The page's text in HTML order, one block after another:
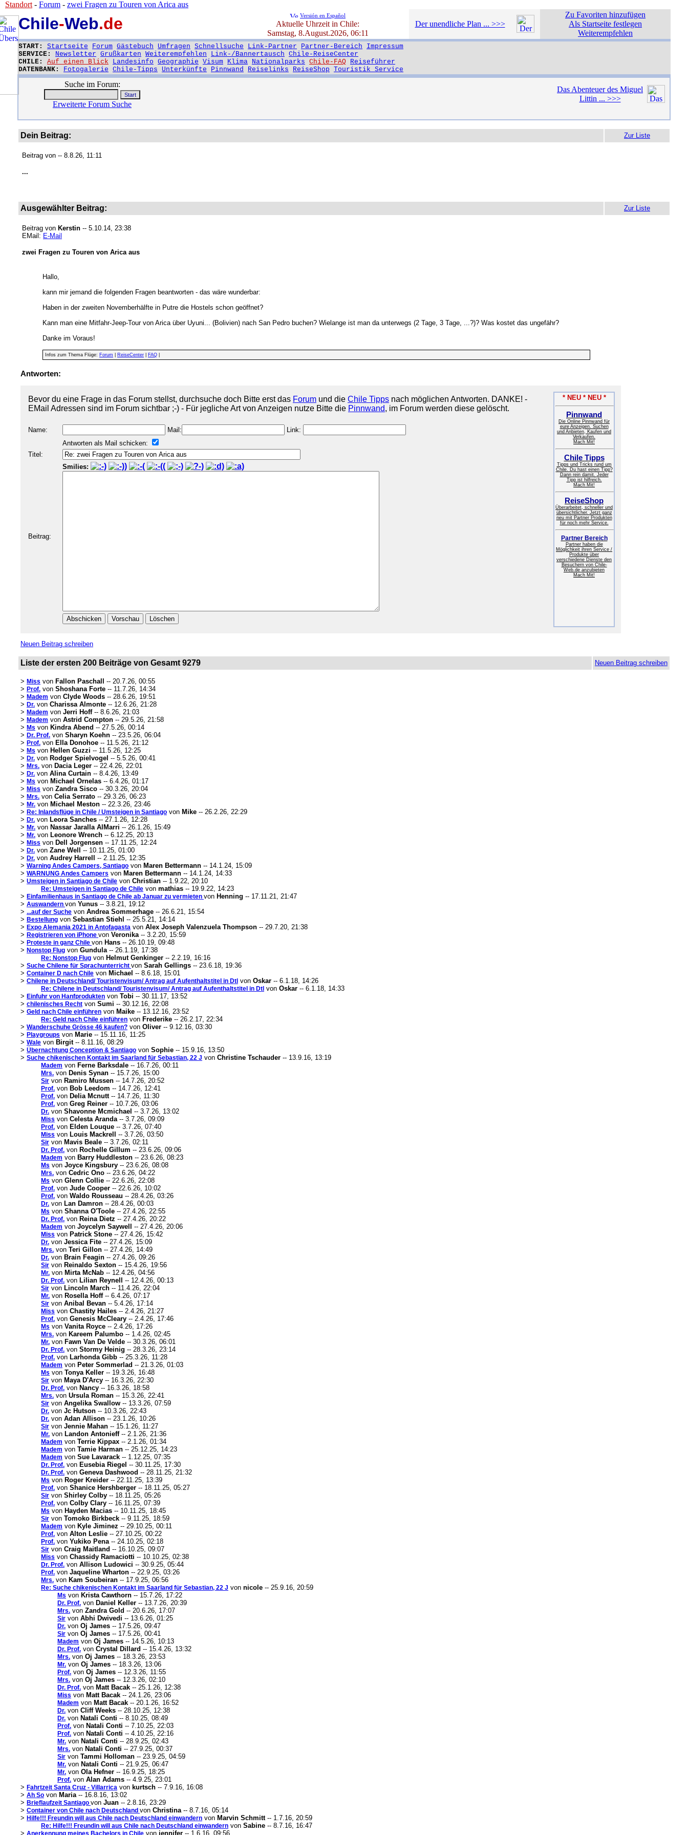
Chile-Web.de Versión en Español
Aktuelle Uhrzeit in Chile:
Samstag, 8.August.2026, 06:11
Der unendliche Plan ... >>>
Zu Favoriten hinzufügen
Als Startseite festlegen
Weiterempfehlen
START: Startseite Forum Gästebuch Umfragen Schnellsuche Link-Partner Partner-Bereich
Impressum
SERVICE: Newsletter Grußkarten Weiterempfehlen Link-/Bannertausch Chile-ReiseCenter
CHILE: Auf einen Blick Landesinfo Geographie Visum Klima Nationalparks Chile-FAQ Reiseführer
DATENBANK: Fotogalerie Chile-Tipps Unterkünfte Pinnwand Reiselinks ReiseShop Touristik Service
Standort - Forum - zwei Fragen zu Touren von Arica aus
Suche im Forum:
Erweiterte Forum Suche
Das Abenteuer des Miguel
Littin ... >>>
Dein Beitrag: Zur Liste
Beitrag von -- 8.8.26, 11:11
...
Ausgewählter Beitrag: Zur Liste
Beitrag von Kerstin -- 5.10.14, 23:38
EMail: E-Mail
zwei Fragen zu Touren von Arica aus
Hallo,
kann mir jemand die folgenden Fragen beantworten - das wäre wunderbar:
Haben in der zweiten Novemberhälfte in Putre die Hostels schon geöffnet?
Kann man eine Mitfahr-Jeep-Tour von Arica über Uyuni... (Bolivien) nach San Pedro buchen? Wielange ist man da unterwegs (2 Tage, 3 Tage, ...?)? Was kostet das ungefähr?
Danke im Voraus!
Infos zum Thema Flüge: Forum ReiseCenter FAQ
Antworten:
Bevor du eine Frage in das Forum stellst, durchsuche doch Bitte erst das Forum und die Chile Tipps nach möglichen Antworten. DANKE! -
EMail Adressen sind im Forum sichtbar ;-) - Für jegliche Art von Anzeigen nutze Bitte die Pinnwand, im Forum werden diese gelöscht.
Name: Mail:
Link:
Antworten als Mail schicken:
Titel:
Beitrag:
Smilies:
* NEU * NEU *
Pinnwand
Die Online Pinnwand für
eure Anzeigen. Suchen
und Anbieten, Kaufen und
Verkaufen.
Mach Mit!
Chile Tipps
Tipps und Tricks rund um
Chile. Du hast einen Tipp?
Dann rein damit. Jeder
Tipp ist hilfreich.
Mach Mit!
ReiseShop
Überarbeitet, schneller und
übersichtlicher. Jetzt ganz
neu mit Partner Produkten
für noch mehr Service.
Partner Bereich
Partner haben die
Möglichkeit ihren Service /
Produkte über
verschiedene Dienste den
Besuchern von Chile-
Web.de anzubieten
Mach Mit!
Neuen Beitrag schreiben
Liste der ersten 200 Beiträge von Gesamt 9279 Neuen Beitrag schreiben
> Miss von Fallon Paschall
-- 20.7.26, 00:55
> Prof. von Shoshana Forte -- 11.7.26, 14:34
> Madem von Clyde Woods -- 28.6.26, 19:51
> Dr. von Charissa Almonte -- 12.6.26, 21:28
> Madem von Jerri Hoff-- 8.6.26, 21:03
> Madem von Astrid Compton -- 29.5.26, 21:58
> Ms von Kindra Abend -- 27.5.26, 00:14
> Dr. Prof. von Sharyn Koehn -- 23.5.26, 06:04
> Prof. von Ella Donohoe -- 11.5.26, 21:12
> Ms von Hellen Guzzi -- 11.5.26, 12:25
> Dr. von Rodger Spielvogel -- 5.5.26, 00:41
> Mrs. von Dacia Leger -- 22.4.26, 22:01
> Dr. von Alina Curtain -- 8.4.26, 13:49
> Ms von Michael Ornelas -- 6.4.26, 01:17
> Miss von Zandra Sisco -- 30.3.26, 20:04
> Mrs. von Celia Serrato -- 29.3.26, 06:23
> Mr. von Michael Meston -- 22.3.26, 23:46
> Re: Inlandsflüge in Chile / Umsteigen in Santiago von Mike -- 26.2.26, 22:29
> Dr. von Leora Sanches -- 27.1.26, 12:28
> Mr. von Nassar Jaralla AlMarri -- 26.1.26, 15:49
> Mr. von Leonore Wrench -- 6.12.25, 20:13
> Miss von Dell Jorgensen -- 17.11.25, 12:24
> Dr. von Zane Well
-- 10.11.25, 01:00
> Dr. von Audrey Harrell
-- 2.11.25, 12:35
> Warning Andes Campers, Santiago von Maren Bettermann -- 14.1.24, 15:09
> WARNUNG Andes Campers von Maren Bettermann -- 14.1.24, 14:33
> Umsteigen in Santiago de Chile von Christian -- 1.9.22, 20:10
Re: Umsteigen in Santiago de Chile von mathias -- 19.9.22, 14:23
> Einfamilienhaus in Santiago de Chile ab Januar zu vermieten von Henning -- 17.11.21, 21:47
> Auswandern von Yunus -- 3.8.21, 19:12
> ...auf der Suche von Andrea Sommerhage -- 26.6.21, 15:54
> Bestellung von Sebastian Stiehl -- 25.5.21, 14:14
> Expo Alemania 2021 in Antofagasta von Alex Joseph Valenzuela Thompson -- 29.7.20, 21:38
> Registrieren von iPhone von Veronika-- 3.2.20, 15:59
> Proteste in ganz Chile von Hans -- 26.10.19, 09:48
> Nonstop Flug von Gundula-- 26.1.19, 17:38
Re: Nonstop Flug von Helmut Genkinger -- 2.2.19, 16:16
> Suche Chilene für Sprachunterricht von Sarah Gellings -- 23.6.18, 19:36
> Container D nach Chile von Michael -- 8.6.18, 15:01
> Chilene in Deutschland/ Touristenvisum/ Antrag auf Aufenthaltstitel in Dtl von Oskar -- 6.1.18, 14:26
Re: Chilene in Deutschland/ Touristenvisum/ Antrag auf Aufenthaltstitel in Dtl von Oskar -- 6.1.18, 14:33
> Einfuhr von Hanfprodukten von Tobi -- 30.11.17, 13:52
> chilenisches Recht von Sumi -- 30.12.16, 22:08
> Geld nach Chile einführen von Maike -- 13.12.16, 23:52
Re: Geld nach Chile einführen von Frederike -- 26.2.17, 22:34
> Wanderschuhe Grösse 46 kaufen? von Oliver -- 9.12.16, 03:30
> Playgroups von Marie -- 15.11.16, 11:25
> Wale von Birgit-- 8.11.16, 08:29
> Übernachtung Conception & Santiago von Sophie -- 15.9.16, 13:50
> Suche chikenischen Kontakt im Saarland für Sebastian, 22 J von Christine Tschauder -- 13.9.16, 13:19
Madem von Ferne Barksdale -- 16.7.26, 00:11
Mrs. von Denis Synan -- 15.7.26, 15:00
Sir von Ramiro Mussen -- 14.7.26, 20:52
Prof. von Bob Leedom -- 14.7.26, 12:41
Prof. von Delia Mcnutt-- 14.7.26, 11:30
Prof. von Greg Reiner -- 10.7.26, 03:06
Dr. von Shavonne Mcmichael -- 3.7.26, 13:02
Miss von Celesta Aranda-- 3.7.26, 09:09
Prof. von Elden Louque -- 3.7.26, 07:40
Miss von Louis Mackrell -- 3.7.26, 03:50
Sir von Mavis Beale -- 3.7.26, 02:11
Dr. Prof. von Rochelle Gillum -- 23.6.26, 09:06
Madem von Barry Huddleston -- 23.6.26, 08:23
Ms von Joyce Kingsbury -- 23.6.26, 08:08
Mrs. von Cedric Ono -- 23.6.26, 04:22
Ms von Glenn Collie -- 22.6.26, 22:08
Prof. von Jude Cooper -- 22.6.26, 10:02
Prof. von Waldo Rousseau -- 28.4.26, 03:26
Dr. von Lan Damron -- 28.4.26, 00:03
Ms von Shanna O'Toole -- 27.4.26, 22:55
Dr. Prof. von Reina Dietz -- 27.4.26, 20:22
Madem von Joycelyn Saywell -- 27.4.26, 20:06
Miss von Patrick Stone -- 27.4.26, 15:42
Dr. von Jessica Fite -- 27.4.26, 15:09
Mrs. von Teri Gillon -- 27.4.26, 14:49
Dr. von Brain Feagin -- 27.4.26, 09:26
Sir von Reinaldo Sexton -- 15.4.26, 19:56
Mr. von Mirta McNab -- 12.4.26, 04:56
Dr. Prof. von Lilian Reynell -- 12.4.26, 00:13
Sir von Lincoln March -- 11.4.26, 22:04
Mr. von Rosella Hoff-- 6.4.26, 07:17
Sir von Anibal Bevan -- 5.4.26, 17:14
Miss von Chastity Hailes -- 2.4.26, 21:27
Prof. von Genesis McCleary -- 2.4.26, 17:46
Ms von Vanita Royce -- 2.4.26, 17:26
Mrs. von Kareem Palumbo -- 1.4.26, 02:45
Mr. von Fawn Van De Velde -- 30.3.26, 06:01
Dr. Prof. von Stormy Heinig -- 28.3.26, 23:14
Prof. von Larhonda Gibb -- 25.3.26, 11:28
Madem von Peter Sommerlad -- 21.3.26, 01:03
Ms von Tonya Keller -- 19.3.26, 16:48
Sir von Maya D'Arcy -- 16.3.26, 22:30
Dr. Prof. von Nancy -- 16.3.26, 18:58
Mrs. von Ursula Roman -- 15.3.26, 22:41
Sir von Angelika Swallow -- 13.3.26, 07:59
Dr. von Jc Hutson -- 10.3.26, 22:43
Dr. von Adan Allison -- 23.1.26, 10:26
Sir von Jennie Mahan -- 15.1.26, 11:27
Mr. von Landon Antonieff-- 2.1.26, 21:36
Madem von Terrie Kippax -- 2.1.26, 01:34
Madem von Tamie Harman -- 25.12.25, 14:23
Madem von Sue Lavarack -- 1.12.25, 07:35
Dr. Prof. von Eusebia Riegel -- 30.11.25, 17:30
Dr. Prof. von Geneva Dashwood -- 28.11.25, 21:32
Ms von Roger Kreider -- 22.11.25, 13:39
Prof. von Shanice Hershberger -- 18.11.25, 05:27
Sir von Shirley Colby -- 18.11.25, 05:26
Prof. von Colby Clary -- 16.11.25, 07:39
Ms von Hayden Macias -- 10.11.25, 18:45
Sir von Tomoko Birkbeck -- 9.11.25, 18:59
Madem von Kyle Jiminez -- 29.10.25, 00:11
Prof. von Alton Leslie -- 27.10.25, 00:22
Prof. von Yukiko Pena-- 24.10.25, 02:18
Sir von Craig Maitland -- 16.10.25, 09:07
Miss von Chassidy Ramaciotti -- 10.10.25, 02:38
Dr. Prof. von Allison Ludowici -- 30.9.25, 05:44
Prof. von Jaqueline Wharton -- 22.9.25, 03:26
Mrs. von Kam Soubeiran -- 17.9.25, 06:56
Re: Suche chikenischen Kontakt im Saarland für Sebastian, 22 J von nicole -- 25.9.16, 20:59
Ms von Krista Cawthorn -- 15.7.26, 17:22
Dr. Prof. von Daniel Keller -- 13.7.26, 20:39
Mrs. von Zandra Gold -- 20.6.26, 17:07
Sir von Abhi Dwivedi -- 13.6.26, 01:25
Dr. von Oj James -- 17.5.26, 09:47
Sir von Oj James -- 17.5.26, 00:41
Madem von Oj James -- 14.5.26, 10:13
Dr. Prof. von Crystal Dillard -- 15.4.26, 13:32
Mrs. von Oj James -- 18.3.26, 23:53
Mr. von Oj James -- 18.3.26, 13:06
Prof. von Oj James -- 12.3.26, 11:55
Mrs. von Oj James -- 12.3.26, 02:10
Dr. Prof. von Matt Bacak -- 25.1.26, 12:38
Miss von Matt Bacak -- 24.1.26, 23:06
Madem von Matt Bacak -- 20.1.26, 16:52
Dr. von Cliff Weeks -- 28.10.25, 12:38
Dr. von Natali Conti -- 8.10.25, 08:49
Prof. von Natali Conti -- 7.10.25, 22:03
Prof. von Natali Conti -- 4.10.25, 22:16
Mr. von Natali Conti -- 28.9.25, 02:43
Mrs. von Natali Conti -- 27.9.25, 00:37
Sir von Tammi Holloman -- 23.9.25, 04:59
Mr. von Natali Conti -- 21.9.25, 06:47
Mr. von Ola Hefner -- 16.9.25, 18:25
Prof. von Alan Adams -- 4.9.25, 23:01
> Fahrtzeit Santa Cruz - Villarrica von kurtsch -- 7.9.16, 16:08
> Ah So von Maria-- 16.8.16, 13:02
> Brieflaufzeit Santiago von Juan -- 2.8.16, 23:29
> Container von Chile nach Deutschland von Christina-- 8.7.16, 05:14
> Hilfe!!! Freundin will aus Chile nach Deutschland einwandern von Marvin Schmitt-- 1.7.16, 20:59
Re: Hilfe!!! Freundin will aus Chile nach Deutschland einwandern von Sabine -- 8.7.16, 16:47
>
von jennifer -- 1.6.16, 09:56